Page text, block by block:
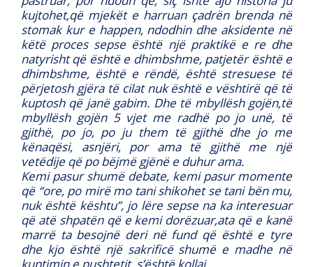
kujtohet,që mjekët e harruan çadrën brenda në
stomak kur e happen, ndodhin dhe aksidente në
këtë proces sepse është një praktikë e re dhe
natyrisht që është e dhimbshme, patjetër është e
dhimbshme, është e rëndë, është stresuese të
përjetosh gjëra të cilat nuk është e vështirë që të
kuptosh që janë gabim. Dhe të mbyllësh gojën,të
mbyllësh gojën 5 vjet me radhë po jo unë, të
gjithë, po jo, po ju them të gjithë dhe jo me
kënaqësi, asnjëri, por ama të gjithë me një
vetëdije që po bëjmë gjënë e duhur ama.
Kemi pasur shumë debate, kemi pasur momente
që “ore, po mirë mo tani shikohet se tani bën mu,
nuk është kështu”, jo lëre sepse na ka interesuar
që atë shpatën që e kemi dorëzuar,ata që e kanë
marrë ta besojnë deri në fund që është e tyre
dhe kjo është një sakrificë shumë e madhe në
kuptimin e pushtetit, s’është kollaj.